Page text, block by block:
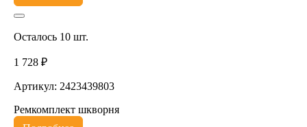
Осталось 10 шт.
1 728 ₽
Артикул: 2423439803
Ремкомплект шкворня